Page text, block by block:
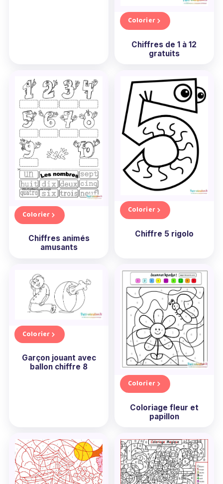
Colorier
Chiffres de 1 à 12
gratuits
Colorier
Chiffres animés
amusants
Colorier
Chiffre 5 rigolo
Colorier
Garçon jouant avec
ballon chiffre 8
Colorier
Coloriage fleur et
papillon